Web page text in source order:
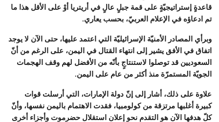
قاعدةٍ إستراتيجيّةٍ على قمة جبلٍ عالٍ في أريتريا أوْ على الأقل هذا ما
تم ادعاؤه في الإعلام العربيّ، بحسب يعاري.
وبرأي المصادر الأمنيّة الإسرائيليّة التي اعتمد عليها، حتى الآن لا يوجد
اتفاق في الأفق يشير إلى انتهاء القتال في اليمن، على الرغم من أنّ
السعوديين قد توصلوا لاستنتاجٍ بأنّه من الأفضل لهم وقف الهجمات
الجويّة المستمرّة منذ أكثر من عام على اليمن.
علاوة على ذلك، أشار إلى إنّ دولة الإمارات، التي أرسلت قوات
كبيرة أغلبها مرتزقة من كولومبيا، فقدت الاهتمام باليمن نفسها، وأنّ
كلّ هدفها الآن هو التقدم نحو إعلان استقلال حضرموت وأجزاء أخرى